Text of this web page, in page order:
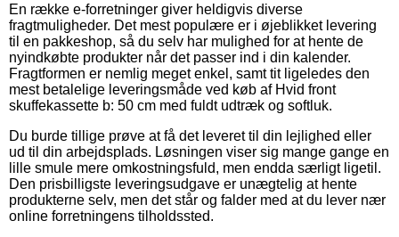
En række e-forretninger giver heldigvis diverse
fragtmuligheder. Det mest populære er i øjeblikket levering
til en pakkeshop, så du selv har mulighed for at hente de
nyindkøbte produkter når det passer ind i din kalender.
Fragtformen er nemlig meget enkel, samt tit ligeledes den
mest betalelige leveringsmåde ved køb af Hvid front
skuffekassette b: 50 cm med fuldt udtræk og softluk.
Du burde tillige prøve at få det leveret til din lejlighed eller
ud til din arbejdsplads. Løsningen viser sig mange gange en
lille smule mere omkostningsfuld, men endda særligt ligetil.
Den prisbilligste leveringsudgave er unægtelig at hente
produkterne selv, men det står og falder med at du lever nær
online forretningens tilholdssted.